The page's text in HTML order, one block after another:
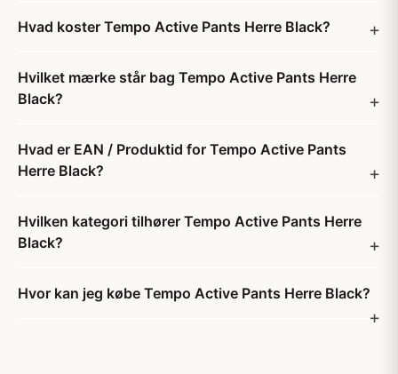
Hvad koster Tempo Active Pants Herre Black?
Hvilket mærke står bag Tempo Active Pants Herre
Black?
Hvad er EAN / Produktid for Tempo Active Pants
Herre Black?
Hvilken kategori tilhører Tempo Active Pants Herre
Black?
Hvor kan jeg købe Tempo Active Pants Herre Black?